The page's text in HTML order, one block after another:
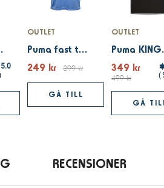
White
5.0
OUTLET
Puma fast team tee ljusblå
249 kr
399 kr
GÅ TILL
OUTLET
349 kr
499 kr
GÅ
RECENSIONER